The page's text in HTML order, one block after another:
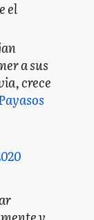
el
a sus
crece